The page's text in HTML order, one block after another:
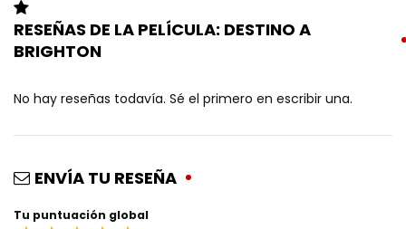
RESEÑAS DE LA PELÍCULA: DESTINO A
BRIGHTON
No hay reseñas todavía. Sé el primero en escribir una.
ENVÍA TU RESEÑA
Tu puntuación global